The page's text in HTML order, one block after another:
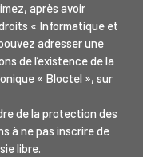
après avoir
« Informatique et
adresser une
de l’existence de la
« Bloctel », sur
de la protection des
à ne pas inscrire de
libre.